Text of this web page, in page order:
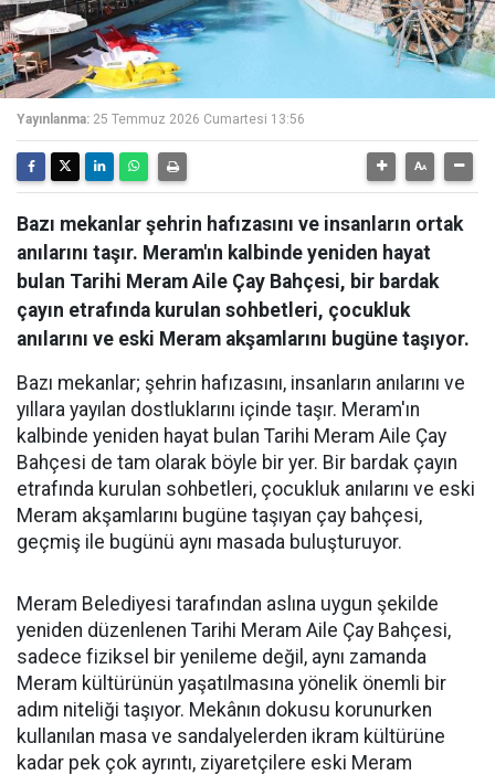
Yayınlanma: 25 Temmuz 2026 Cumartesi 13:56
Bazı mekanlar şehrin hafızasını ve insanların ortak
anılarını taşır. Meram'ın kalbinde yeniden hayat
bulan Tarihi Meram Aile Çay Bahçesi, bir bardak
çayın etrafında kurulan sohbetleri, çocukluk
anılarını ve eski Meram akşamlarını bugüne taşıyor.
Bazı mekanlar; şehrin hafızasını, insanların anılarını ve
yıllara yayılan dostluklarını içinde taşır. Meram'ın
kalbinde yeniden hayat bulan Tarihi Meram Aile Çay
Bahçesi de tam olarak böyle bir yer. Bir bardak çayın
etrafında kurulan sohbetleri, çocukluk anılarını ve eski
Meram akşamlarını bugüne taşıyan çay bahçesi,
geçmiş ile bugünü aynı masada buluşturuyor.
Meram Belediyesi tarafından aslına uygun şekilde
yeniden düzenlenen Tarihi Meram Aile Çay Bahçesi,
sadece fiziksel bir yenileme değil, aynı zamanda
Meram kültürünün yaşatılmasına yönelik önemli bir
adım niteliği taşıyor. Mekânın dokusu korunurken
kullanılan masa ve sandalyelerden ikram kültürüne
kadar pek çok ayrıntı, ziyaretçilere eski Meram